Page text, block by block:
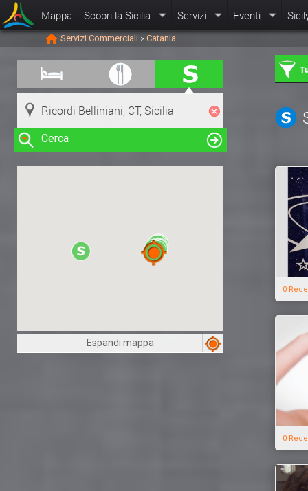
Mappa Scopri la Sicilia Servizi Eventi
Servizi Commerciali > Catania
Cerca
per visualizzare le informazioni
Espandi mappa
0
0